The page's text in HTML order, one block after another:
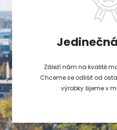
Záleží nám na kvalitě
Chceme se odlišit od
výrobky šijeme v